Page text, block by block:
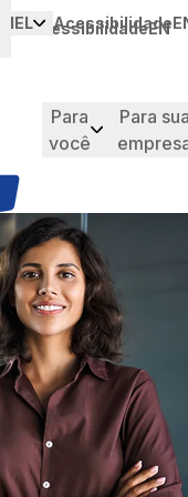
IEL Acessibilidade
Para
você
Para
AcessibilidadeEN